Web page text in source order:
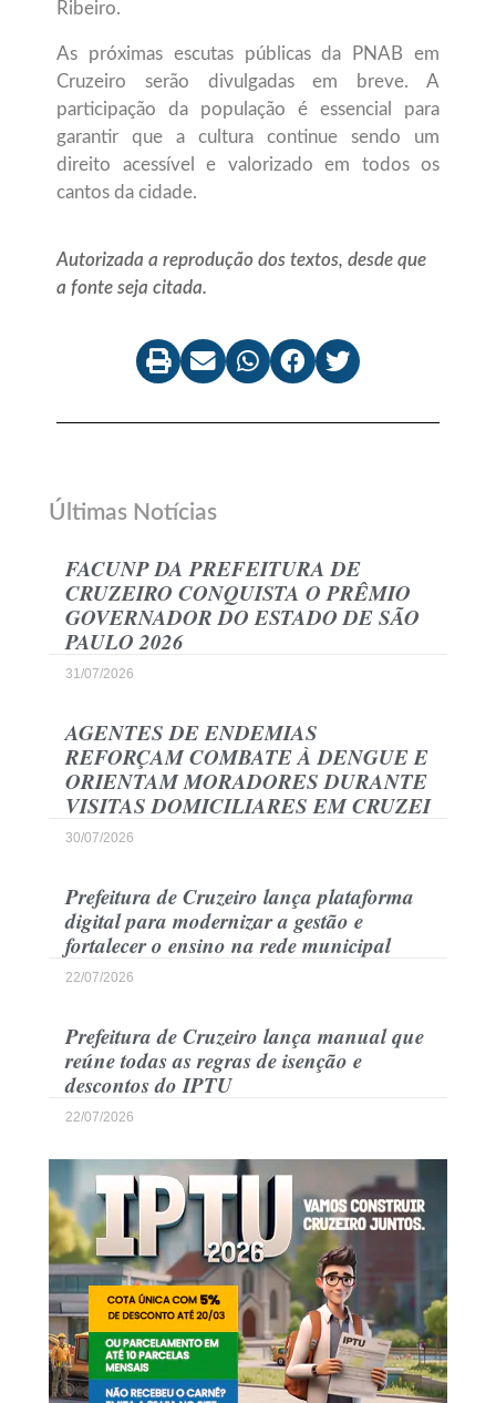
Ribeiro.
As próximas escutas públicas da PNAB em
Cruzeiro serão divulgadas em breve. A
participação da população é essencial para
garantir que a cultura continue sendo um
direito acessível e valorizado em todos os
cantos da cidade.
Autorizada a reprodução dos textos, desde que
a fonte seja citada.
Últimas Notícias
FACUNP DA PREFEITURA DE
CRUZEIRO CONQUISTA O PRÊMIO
GOVERNADOR DO ESTADO DE SÃO
PAULO 2026
31/07/2026
AGENTES DE ENDEMIAS
REFORÇAM COMBATE À DENGUE E
ORIENTAM MORADORES DURANTE
VISITAS DOMICILIARES EM CRUZEI
30/07/2026
Prefeitura de Cruzeiro lança plataforma
digital para modernizar a gestão e
fortalecer o ensino na rede municipal
22/07/2026
Prefeitura de Cruzeiro lança manual que
reúne todas as regras de isenção e
descontos do IPTU
22/07/2026